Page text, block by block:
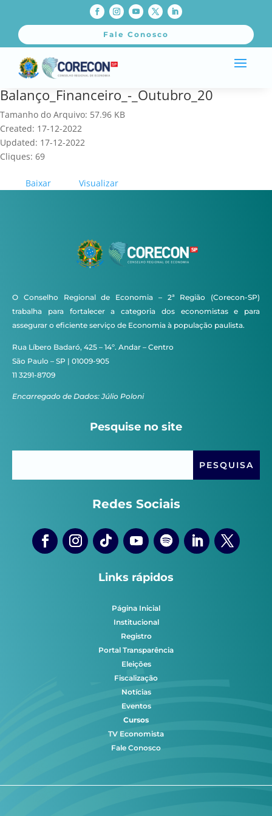
Fale Conosco
Balanço_Financeiro_-_Outubro_20
Tamanho do Arquivo: 57.96 KB
Created: 17-12-2022
Updated: 17-12-2022
Cliques: 69
Baixar Visualizar
O Conselho Regional de Economia – 2ª Região (Corecon-SP)
trabalha para fortalecer a categoria dos economistas e para
assegurar o eficiente serviço de Economia à população paulista.
Rua Líbero Badaró, 425 – 14º. Andar – Centro
São Paulo – SP | 01009-905
11 3291-8709
Encarregado de Dados: Júlio Poloni
Pesquise no site
Redes Sociais
Links rápidos
Página Inicial
Institucional
Registro
Portal Transparência
Eleições
Fiscalização
Notícias
Eventos
Cursos
TV Economista
Fale Conosco